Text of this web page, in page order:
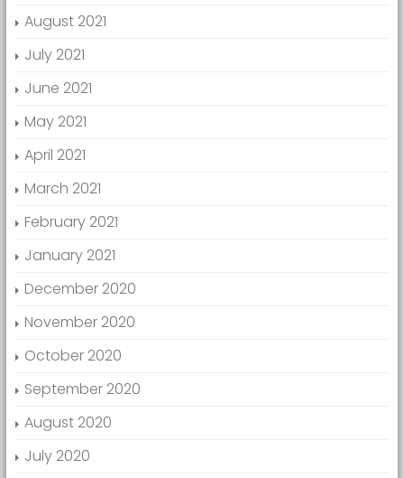
August 2021
July 2021
June 2021
May 2021
April 2021
March 2021
February 2021
January 2021
December 2020
November 2020
October 2020
September 2020
August 2020
July 2020